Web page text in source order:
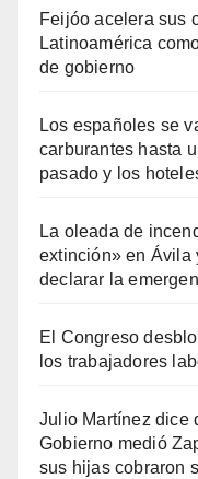
Feijóo acelera sus
Latinoamérica
de gobierno
Los españoles se
carburantes hasta
pasado y los
La oleada de
extinción» en Ávila
declarar la
El Congreso
los trabajadores
Julio Martínez dice
Gobierno medió
sus hijas cobraron